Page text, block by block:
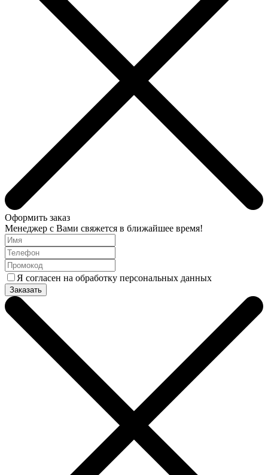
Оформить заказ
Менеджер с Вами свяжется в ближайшее время!
Я согласен на обработку персональных данных
Заказать